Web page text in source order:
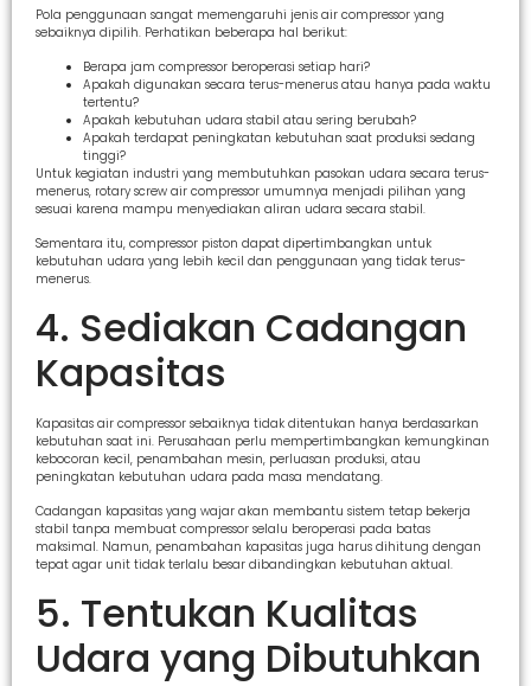
Pola penggunaan sangat memengaruhi jenis air compressor yang
sebaiknya dipilih. Perhatikan beberapa hal berikut:
Berapa jam compressor beroperasi setiap hari?
Apakah digunakan secara terus-menerus atau hanya pada waktu
tertentu?
Apakah kebutuhan udara stabil atau sering berubah?
Apakah terdapat peningkatan kebutuhan saat produksi sedang
tinggi?
Untuk kegiatan industri yang membutuhkan pasokan udara secara terus-
menerus, rotary screw air compressor umumnya menjadi pilihan yang
sesuai karena mampu menyediakan aliran udara secara stabil.
Sementara itu, compressor piston dapat dipertimbangkan untuk
kebutuhan udara yang lebih kecil dan penggunaan yang tidak terus-
menerus.
4. Sediakan Cadangan
Kapasitas
Kapasitas air compressor sebaiknya tidak ditentukan hanya berdasarkan
kebutuhan saat ini. Perusahaan perlu mempertimbangkan kemungkinan
kebocoran kecil, penambahan mesin, perluasan produksi, atau
peningkatan kebutuhan udara pada masa mendatang.
Cadangan kapasitas yang wajar akan membantu sistem tetap bekerja
stabil tanpa membuat compressor selalu beroperasi pada batas
maksimal. Namun, penambahan kapasitas juga harus dihitung dengan
tepat agar unit tidak terlalu besar dibandingkan kebutuhan aktual.
5. Tentukan Kualitas
Udara yang Dibutuhkan